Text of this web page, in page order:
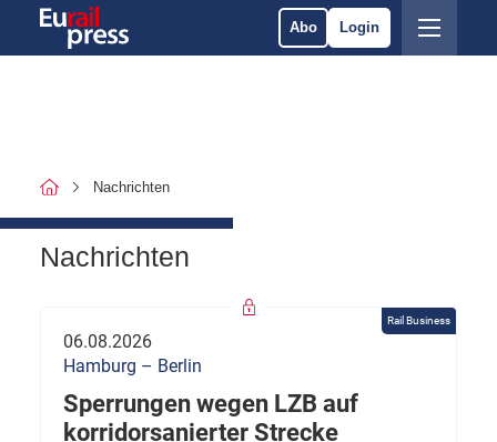
Abo Login
Nachrichten
Nachrichten
Rail Business
06.08.2026
Hamburg – Berlin
Sperrungen wegen LZB auf
korridorsanierter Strecke